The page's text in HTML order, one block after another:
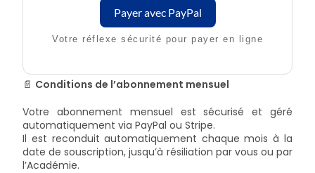
Payer avec PayPal
Votre réflexe sécurité pour payer en ligne
📄 Conditions de l’abonnement mensuel
Votre abonnement mensuel est sécurisé et géré
automatiquement via PayPal ou Stripe.
Il est reconduit automatiquement chaque mois à la
date de souscription, jusqu’à résiliation par vous ou par
l’Académie.